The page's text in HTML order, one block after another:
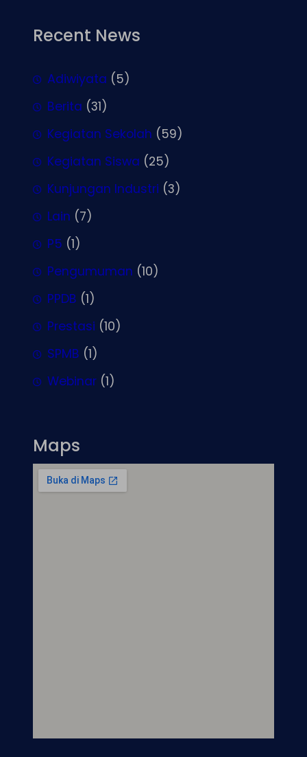
Recent News
Adiwiyata (5)
Berita (31)
Kegiatan Sekolah (59)
Kegiatan Siswa (25)
Kunjungan Industri (3)
Lain (7)
P5 (1)
Pengumuman (10)
PPDB (1)
Prestasi (10)
SPMB (1)
Webinar (1)
Maps